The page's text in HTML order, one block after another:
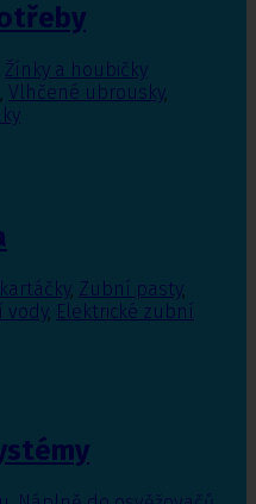
Žínky a houbičky
, Vlhčené ubrousky,
, Zubní pasty,
vody, Elektrické zubní